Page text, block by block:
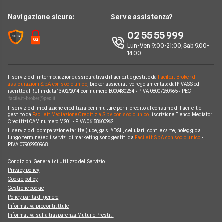
News
Chi siamo
Perché scegliere Facile.it
Mappa del sito
Offerte Iliad
Offerte Ho Mobile
Offerte Very Mobile
Offerte Coop Voce
Compagnie Telefoniche
Notizie Telefonia
Argomenti in evidenza Telefonia
Cambiare operatore telefonico
Navigazione sicura: Serve assistenza?
02 55 55 999
Lun-Ven 9:00-21:00; Sab 9.00-
14.00
Il servizio di intermediazione assicurativa di Facile.it è gestito da Facile.it Broker di
assicurazioni S.p.A. con socio unico, broker assicurativo regolamentato dall'IVASS ed
iscritto al RUI in data 13/02/2014 con numero B000480264 • P.IVA 08007250965 • PEC
Il servizio di mediazione creditizia per i mutui e per il credito al consumo di Facile.it è
gestito da Facile.it Mediazione Creditizia S.p.A. con socio unico , iscrizione Elenco Mediatori
Creditizi OAM numero M201 • P.IVA 06158600962
Il servizio di comparazione tariffe (luce, gas, ADSL, cellulari, conti e carte, noleggio a
lungo termine) ed i servizi di marketing sono gestiti da Facile.it S.p.A. con socio unico•
P.IVA 07902950968
Condizioni Generali di Utilizzo del Servizio
Privacy policy
Cookie policy
Gestione cookie
Policy parità di genere
Informativa precontrattule
Informativa sulla trasparenza Mutui e Prestiti